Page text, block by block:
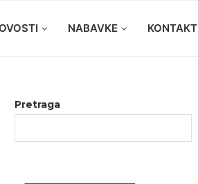
NABAVKE KONTAKT
Pretraga